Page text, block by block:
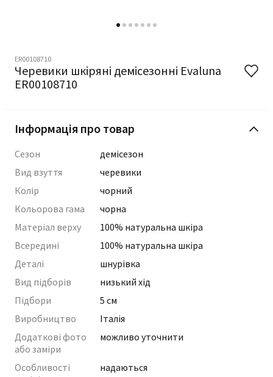
ER00108710
Черевики шкіряні демісезонні Evaluna
ER00108710
Інформація про товар
Сезон
демісезон
Вид взуття
черевики
Колір
чорний
Кольорова гама
чорна
Матеріал верху
100% натуральна шкіра
Всередині
100% натуральна шкіра
Деталі
шнурівка
Вид підборів
низький хід
Підбори
5 см
Виробництво
Італія
Додаткові фото
або заміри
можливо уточнити
Особливості
надаються